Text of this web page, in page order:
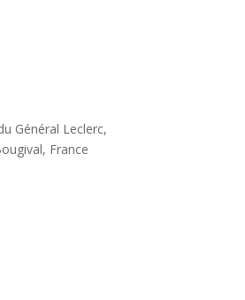
Général Leclerc,
France